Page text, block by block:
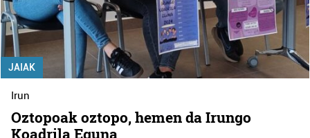
JAIAK
Irun
Oztopoak oztopo, hemen da Irungo
Koadrila Eguna